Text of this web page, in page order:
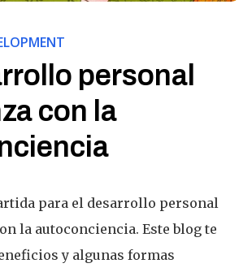
personal
con la
para el desarrollo personal
la autoconciencia. Este blog te
y algunas formas